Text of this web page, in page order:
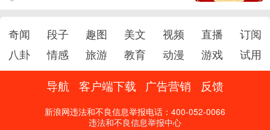
奇闻 段子 趣图 美文 视频 直播
订阅
八卦
情感 旅游 教育 动漫 游戏 试用
导航 客户端下载 广告营销 反馈
新浪网违法和不良信息举报电话：400-052-0066
违法和不良信息举报中心